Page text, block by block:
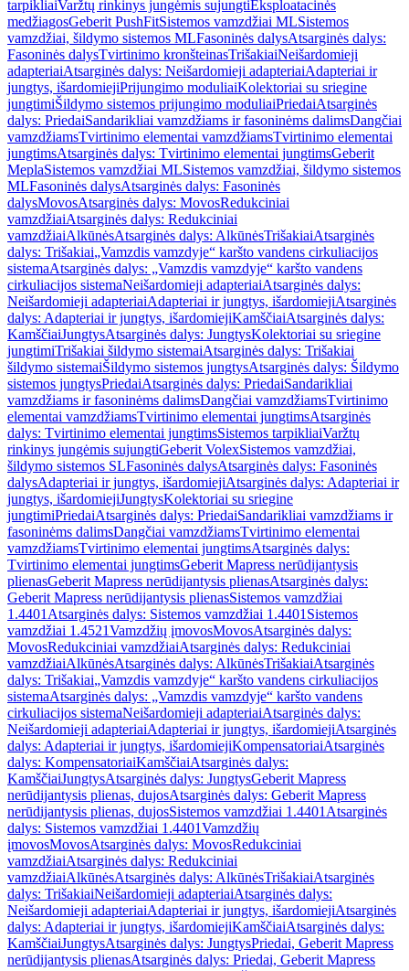
tarpikliaiVaržtų rinkinys jungėmis sujungtiEksploatacinės
medžiagosGeberit PushFitSistemos vamzdžiai MLSistemos
vamzdžiai, šildymo sistemos MLFasoninės dalysAtsarginės dalys:
Fasoninės dalysTvirtinimo kronšteinasTrišakiaiNeišardomieji
adapteriaiAtsarginės dalys: Neišardomieji adapteriaiAdapteriai ir
jungtys, išardomiejiPrijungimo moduliaiKolektoriai su sriegine
jungtimiŠildymo sistemos prijungimo moduliaiPriedaiAtsarginės
dalys: PriedaiSandarikliai vamzdžiams ir fasoninėms dalimsDangčiai
vamzdžiamsTvirtinimo elementai vamzdžiamsTvirtinimo elementai
jungtimsAtsarginės dalys: Tvirtinimo elementai jungtimsGeberit
MeplaSistemos vamzdžiai MLSistemos vamzdžiai, šildymo sistemos
MLFasoninės dalysAtsarginės dalys: Fasoninės
dalysMovosAtsarginės dalys: MovosRedukciniai
vamzdžiaiAtsarginės dalys: Redukciniai
vamzdžiaiAlkūnėsAtsarginės dalys: AlkūnėsTrišakiaiAtsarginės
dalys: Trišakiai„Vamzdis vamzdyje“ karšto vandens cirkuliacijos
sistemaAtsarginės dalys: „Vamzdis vamzdyje“ karšto vandens
cirkuliacijos sistemaNeišardomieji adapteriaiAtsarginės dalys:
Neišardomieji adapteriaiAdapteriai ir jungtys, išardomiejiAtsarginės
dalys: Adapteriai ir jungtys, išardomiejiKamščiaiAtsarginės dalys:
KamščiaiJungtysAtsarginės dalys: JungtysKolektoriai su sriegine
jungtimiTrišakiai šildymo sistemaiAtsarginės dalys: Trišakiai
šildymo sistemaiŠildymo sistemos jungtysAtsarginės dalys: Šildymo
sistemos jungtysPriedaiAtsarginės dalys: PriedaiSandarikliai
vamzdžiams ir fasoninėms dalimsDangčiai vamzdžiamsTvirtinimo
elementai vamzdžiamsTvirtinimo elementai jungtimsAtsarginės
dalys: Tvirtinimo elementai jungtimsSistemos tarpikliaiVaržtų
rinkinys jungėmis sujungtiGeberit VolexSistemos vamzdžiai,
šildymo sistemos SLFasoninės dalysAtsarginės dalys: Fasoninės
dalysAdapteriai ir jungtys, išardomiejiAtsarginės dalys: Adapteriai ir
jungtys, išardomiejiJungtysKolektoriai su sriegine
jungtimiPriedaiAtsarginės dalys: PriedaiSandarikliai vamzdžiams ir
fasoninėms dalimsDangčiai vamzdžiamsTvirtinimo elementai
vamzdžiamsTvirtinimo elementai jungtimsAtsarginės dalys:
Tvirtinimo elementai jungtimsGeberit Mapress nerūdijantysis
plienasGeberit Mapress nerūdijantysis plienasAtsarginės dalys:
Geberit Mapress nerūdijantysis plienasSistemos vamzdžiai
1.4401 Atsarginės dalys: Sistemos vamzdžiai 1.4401 Sistemos
vamzdžiai 1.4521Vamzdžių įmovosMovosAtsarginės dalys:
MovosRedukciniai vamzdžiaiAtsarginės dalys: Redukciniai
vamzdžiaiAlkūnėsAtsarginės dalys: AlkūnėsTrišakiaiAtsarginės
dalys: Trišakiai„Vamzdis vamzdyje“ karšto vandens cirkuliacijos
sistemaAtsarginės dalys: „Vamzdis vamzdyje“ karšto vandens
cirkuliacijos sistemaNeišardomieji adapteriaiAtsarginės dalys:
Neišardomieji adapteriaiAdapteriai ir jungtys, išardomiejiAtsarginės
dalys: Adapteriai ir jungtys, išardomiejiKompensatoriaiAtsarginės
dalys: KompensatoriaiKamščiaiAtsarginės dalys:
KamščiaiJungtysAtsarginės dalys: JungtysGeberit Mapress
nerūdijantysis plienas, dujosAtsarginės dalys: Geberit Mapress
nerūdijantysis plienas, dujosSistemos vamzdžiai 1.4401 Atsarginės
dalys: Sistemos vamzdžiai 1.4401Vamzdžių
įmovosMovosAtsarginės dalys: MovosRedukciniai
vamzdžiaiAtsarginės dalys: Redukciniai
vamzdžiaiAlkūnėsAtsarginės dalys: AlkūnėsTrišakiaiAtsarginės
dalys: TrišakiaiNeišardomieji adapteriaiAtsarginės dalys:
Neišardomieji adapteriaiAdapteriai ir jungtys, išardomiejiAtsarginės
dalys: Adapteriai ir jungtys, išardomiejiKamščiaiAtsarginės dalys:
KamščiaiJungtysAtsarginės dalys: JungtysPriedai, Geberit Mapress
nerūdijantysis plienasAtsarginės dalys: Priedai, Geberit Mapress